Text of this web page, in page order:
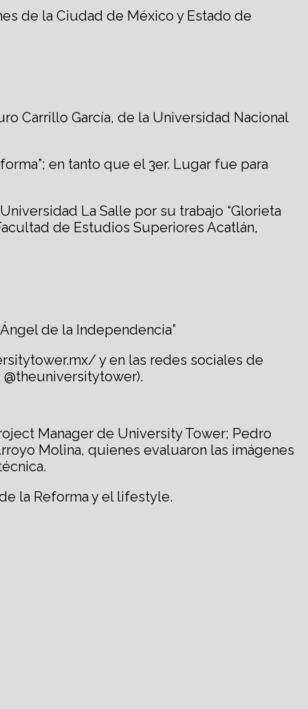
de la Ciudad de México y Estado de
Carrillo García, de la Universidad Nacional
en tanto que el 3er. Lugar fue para
La Salle por su trabajo “Glorieta
de Estudios Superiores Acatlán,
de la Independencia”
y en las redes sociales de
Manager de University Tower; Pedro
Molina, quienes evaluaron las imágenes
la Reforma y el lifestyle.